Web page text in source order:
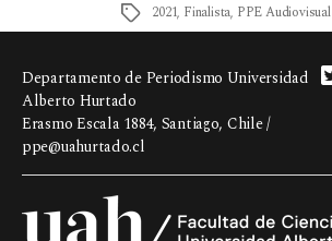
2021, Finalista, PPE Audiovisual
Departamento de Periodismo Universidad
Alberto Hurtado
Erasmo Escala 1884, Santiago, Chile /
ppe@uahurtado.cl